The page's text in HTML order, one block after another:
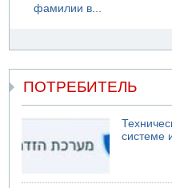
фамилии в...
ПОТРЕБИТЕЛЬ
системе